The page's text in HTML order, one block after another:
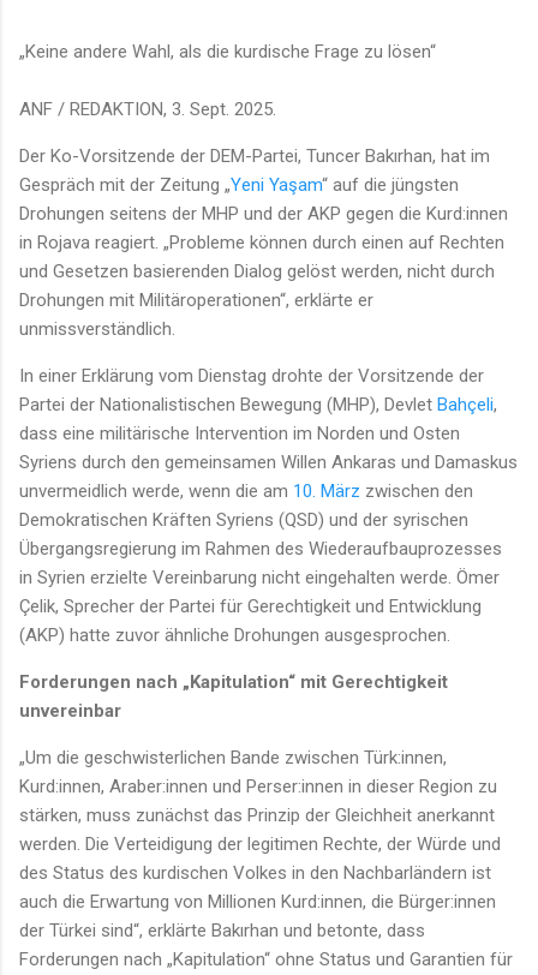
„Keine andere Wahl, als die kurdische Frage zu lösen“
ANF / REDAKTION, 3. Sept. 2025.
Der Ko-Vorsitzende der DEM-Partei, Tuncer Bakırhan, hat im
Gespräch mit der Zeitung „Yeni Yaşam“ auf die jüngsten
Drohungen seitens der MHP und der AKP gegen die Kurd:innen
in Rojava reagiert. „Probleme können durch einen auf Rechten
und Gesetzen basierenden Dialog gelöst werden, nicht durch
Drohungen mit Militäroperationen“, erklärte er
unmissverständlich.
In einer Erklärung vom Dienstag drohte der Vorsitzende der
Partei der Nationalistischen Bewegung (MHP), Devlet Bahçeli,
dass eine militärische Intervention im Norden und Osten
Syriens durch den gemeinsamen Willen Ankaras und Damaskus
unvermeidlich werde, wenn die am 10. März zwischen den
Demokratischen Kräften Syriens (QSD) und der syrischen
Übergangsregierung im Rahmen des Wiederaufbauprozesses
in Syrien erzielte Vereinbarung nicht eingehalten werde. Ömer
Çelik, Sprecher der Partei für Gerechtigkeit und Entwicklung
(AKP) hatte zuvor ähnliche Drohungen ausgesprochen.
Forderungen nach „Kapitulation“ mit Gerechtigkeit
unvereinbar
„Um die geschwisterlichen Bande zwischen Türk:innen,
Kurd:innen, Araber:innen und Perser:innen in dieser Region zu
stärken, muss zunächst das Prinzip der Gleichheit anerkannt
werden. Die Verteidigung der legitimen Rechte, der Würde und
des Status des kurdischen Volkes in den Nachbarländern ist
auch die Erwartung von Millionen Kurd:innen, die Bürger:innen
der Türkei sind“, erklärte Bakırhan und betonte, dass
Forderungen nach „Kapitulation“ ohne Status und Garantien für